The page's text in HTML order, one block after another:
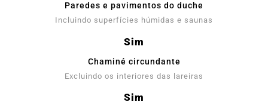
Paredes e pavimentos do duche
Incluindo superfícies húmidas e saunas
Sim
Chaminé circundante
Excluindo os interiores das lareiras
Sim